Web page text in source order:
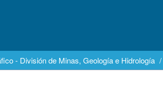
- División de Minas, Geología e Hidrología